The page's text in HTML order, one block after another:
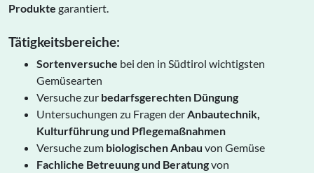
Produkte garantiert.
Tätigkeitsbereiche:
Sortenversuche bei den in Südtirol wichtigsten
Gemüsearten
Versuche zur bedarfsgerechten Düngung
Untersuchungen zu Fragen der Anbautechnik,
Kulturführung und Pflegemaßnahmen
Versuche zum biologischen Anbau von Gemüse
Fachliche Betreuung und Beratungvon